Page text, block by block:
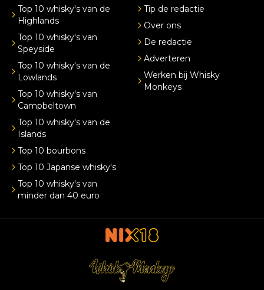
Top 10 whisky's van de
Highlands
Top 10 whisky's van
Speyside
Top 10 whisky's van de
Lowlands
Top 10 whisky's van
Campbeltown
Top 10 whisky's van de
Islands
Top 10 bourbons
Top 10 Japanse whisky's
Top 10 whisky's van
minder dan 40 euro
Tip de redactie
Over ons
De redactie
Adverteren
Werken bij Whisky
Monkeys